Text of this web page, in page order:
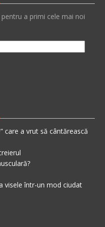
a primi cele mai noi
care a vrut să cântărească
visele într-un mod ciudat